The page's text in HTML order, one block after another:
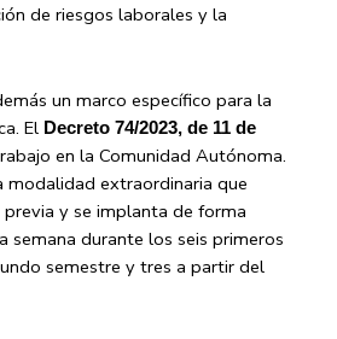
de riesgos laborales y la
un marco específico para la
El Decreto 74/2023, de 11 de
en la Comunidad Autónoma.
modalidad extraordinaria que
y se implanta de forma
semana durante los seis primeros
semestre y tres a partir del